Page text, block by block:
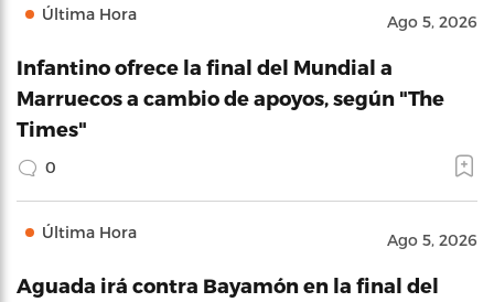
Última Hora Ago 5, 2026
Infantino ofrece la final del Mundial a
Marruecos a cambio de apoyos, según "The
Times"
0
Última Hora Ago 5, 2026
Aguada irá contra Bayamón en la final del